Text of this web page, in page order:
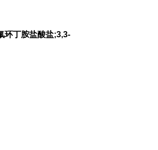
环丁胺盐酸盐;3,3-